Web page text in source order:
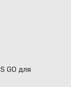
GO для